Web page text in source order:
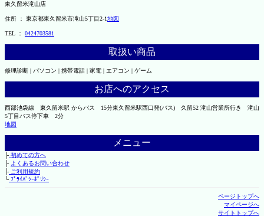
東久留米滝山店
住所 ： 東京都東久留米市滝山5丁目2-1地図
TEL ： 0424703581
取扱い商品
修理診断 | パソコン | 携帯電話 | 家電 | エアコン | ゲーム
お店へのアクセス
西部池袋線 東久留米駅 からバス 15分東久留米駅西口発(バス) 久留52 滝山営業所行き 滝山
5丁目バス停下車 2分
地図
メニュー
├初めての方へ
├ よくあるお問い合わせ
├ご利用規約
└ﾌﾟﾗｲﾊﾞｼｰﾎﾟﾘｼｰ
ページトップへ
マイページへ
サイトトップへ